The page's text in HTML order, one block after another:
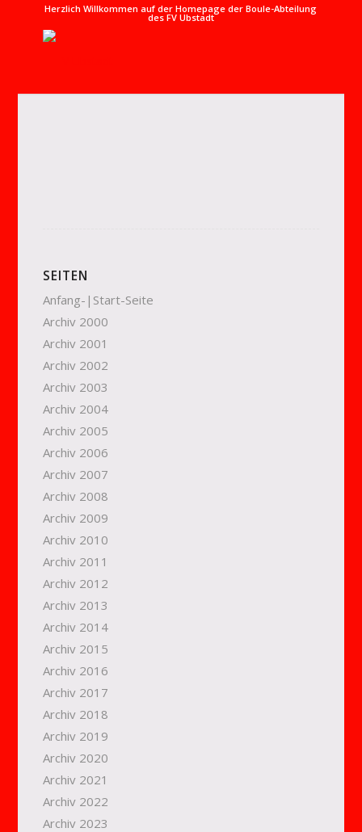
Herzlich Willkommen auf der Homepage der Boule-Abteilung
des FV Ubstadt
SEITEN
Anfang-|Start-Seite
Archiv 2000
Archiv 2001
Archiv 2002
Archiv 2003
Archiv 2004
Archiv 2005
Archiv 2006
Archiv 2007
Archiv 2008
Archiv 2009
Archiv 2010
Archiv 2011
Archiv 2012
Archiv 2013
Archiv 2014
Archiv 2015
Archiv 2016
Archiv 2017
Archiv 2018
Archiv 2019
Archiv 2020
Archiv 2021
Archiv 2022
Archiv 2023